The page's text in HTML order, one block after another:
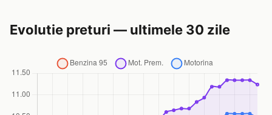
Evolutie preturi — ultimele 30 zile